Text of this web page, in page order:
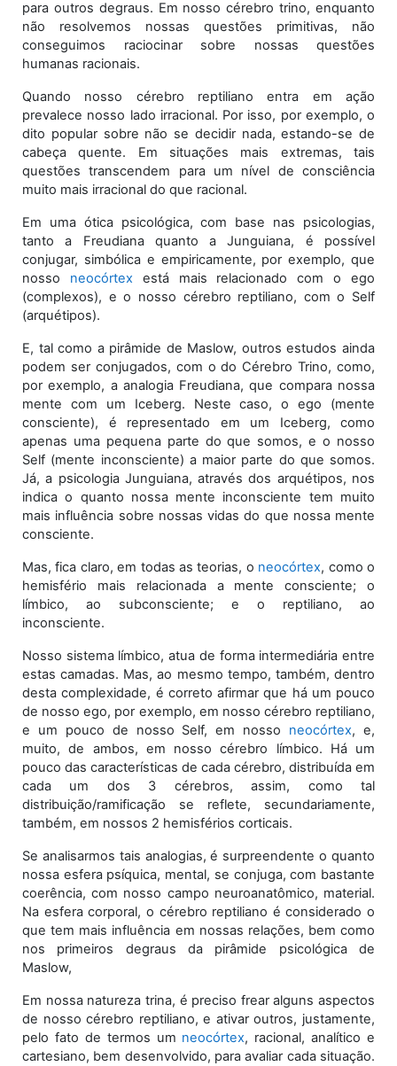
para outros degraus. Em nosso cérebro trino, enquanto
não resolvemos nossas questões primitivas, não
conseguimos raciocinar sobre nossas questões
humanas racionais.
Quando nosso cérebro reptiliano entra em ação
prevalece nosso lado irracional. Por isso, por exemplo, o
dito popular sobre não se decidir nada, estando-se de
cabeça quente. Em situações mais extremas, tais
questões transcendem para um nível de consciência
muito mais irracional do que racional.
Em uma ótica psicológica, com base nas psicologias,
tanto a Freudiana quanto a Junguiana, é possível
conjugar, simbólica e empiricamente, por exemplo, que
nosso neocórtex está mais relacionado com o ego
(complexos), e o nosso cérebro reptiliano, com o Self
(arquétipos).
E, tal como a pirâmide de Maslow, outros estudos ainda
podem ser conjugados, com o do Cérebro Trino, como,
por exemplo, a analogia Freudiana, que compara nossa
mente com um Iceberg. Neste caso, o ego (mente
consciente), é representado em um Iceberg, como
apenas uma pequena parte do que somos, e o nosso
Self (mente inconsciente) a maior parte do que somos.
Já, a psicologia Junguiana, através dos arquétipos, nos
indica o quanto nossa mente inconsciente tem muito
mais influência sobre nossas vidas do que nossa mente
consciente.
Mas, fica claro, em todas as teorias, o neocórtex, como o
hemisfério mais relacionada a mente consciente; o
límbico, ao subconsciente; e o reptiliano, ao
inconsciente.
Nosso sistema límbico, atua de forma intermediária entre
estas camadas. Mas, ao mesmo tempo, também, dentro
desta complexidade, é correto afirmar que há um pouco
de nosso ego, por exemplo, em nosso cérebro reptiliano,
e um pouco de nosso Self, em nosso neocórtex, e,
muito, de ambos, em nosso cérebro límbico. Há um
pouco das características de cada cérebro, distribuída em
cada um dos 3 cérebros, assim, como tal
distribuição/ramificação se reflete, secundariamente,
também, em nossos 2 hemisférios corticais.
Se analisarmos tais analogias, é surpreendente o quanto
nossa esfera psíquica, mental, se conjuga, com bastante
coerência, com nosso campo neuroanatômico, material.
Na esfera corporal, o cérebro reptiliano é considerado o
que tem mais influência em nossas relações, bem como
nos primeiros degraus da pirâmide psicológica de
Maslow,
Em nossa natureza trina, é preciso frear alguns aspectos
de nosso cérebro reptiliano, e ativar outros, justamente,
pelo fato de termos um neocórtex, racional, analítico e
cartesiano, bem desenvolvido, para avaliar cada situação.